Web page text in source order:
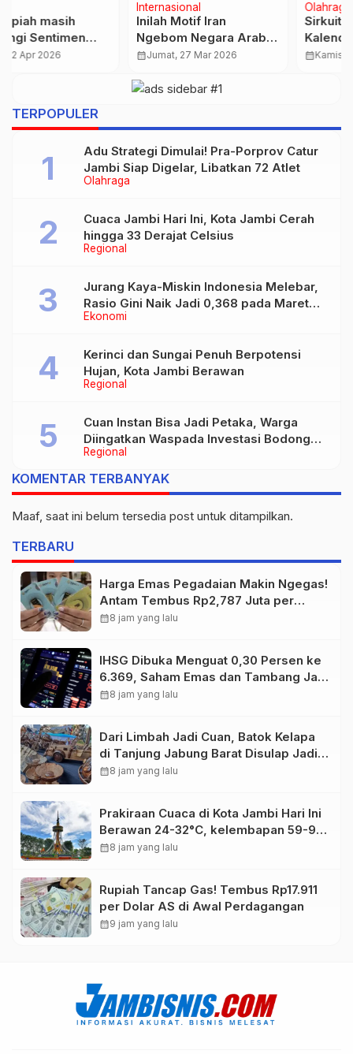
Sirkuit Mandalika Masuk
Kalender Event GT
World Challenge Asia
calendar_monthKamis, 19 Feb 2026
Peluang Usaha
Ekspansi Besar!
Sederhana Buka Gerai
Perdana di Singapura
calendar_monthRabu, 3 Jun 2026
TERPOPULER
Olahraga
Adu Strategi Dimulai! Pra-Porprov Catur
Jambi Siap Digelar, Libatkan 72 Atlet
Regional
Cuaca Jambi Hari Ini, Kota Jambi Cerah
hingga 33 Derajat Celsius
Ekonomi
Jurang Kaya-Miskin Indonesia Melebar,
Rasio Gini Naik Jadi 0,368 pada Maret
2026
Regional
Kerinci dan Sungai Penuh Berpotensi
Hujan, Kota Jambi Berawan
Regional
Cuan Instan Bisa Jadi Petaka, Warga
Diingatkan Waspada Investasi Bodong
dan Judi Online
KOMENTAR TERBANYAK
Maaf, saat ini belum tersedia post untuk ditampilkan.
TERBARU
Harga Emas Pegadaian Makin Ngegas!
Antam Tembus Rp2,787 Juta per
Gram
calendar_month8 jam yang lalu
IHSG Dibuka Menguat 0,30 Persen ke
6.369, Saham Emas dan Tambang Jadi
Penggerak
calendar_month8 jam yang lalu
Dari Limbah Jadi Cuan, Batok Kelapa
di Tanjung Jabung Barat Disulap Jadi
Kerajinan Bernilai Tinggi
calendar_month8 jam yang lalu
Prakiraan Cuaca di Kota Jambi Hari Ini
Berawan 24-32°C, kelembapan 59-97
persen.
calendar_month8 jam yang lalu
Rupiah Tancap Gas! Tembus Rp17.911
per Dolar AS di Awal Perdagangan
calendar_month9 jam yang lalu